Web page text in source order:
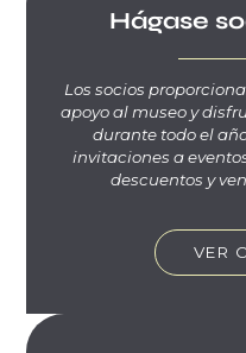
Hágase
Los socios
apoyo al museo y
durante todo el
invitaciones a
descuentos y
VER